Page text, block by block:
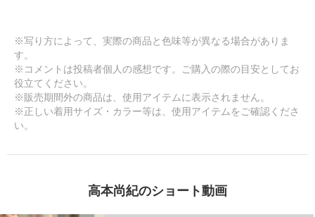
※写り方によって、実際の商品と色味等が異なる場合がありま
す。
※コメントは投稿者個人の感想です。ご購入の際の目安としてお
役立てください。
※販売期間外の商品は、使用アイテムに表示されません。
※正しい着用サイズ・カラー等は、使用アイテムをご確認くださ
い。
高本尚紀のショート動画